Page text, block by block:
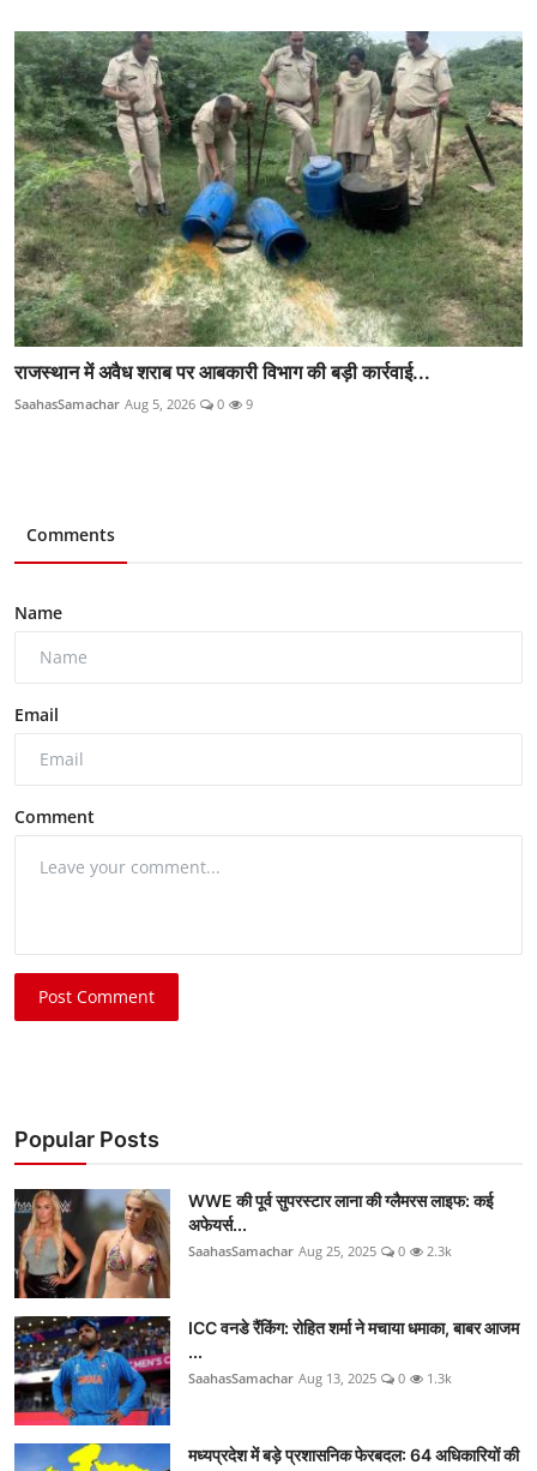
राजस्थान में अवैध शराब पर आबकारी विभाग की बड़ी कार्रवाई...
SaahasSamachar Aug 5, 2026 0 9
Comments
Name
Email
Comment
Post Comment
Popular Posts
WWE की पूर्व सुपरस्टार लाना की ग्लैमरस लाइफ: कई
अफेयर्स...
SaahasSamachar Aug 25, 2025 0 2.3k
ICC वनडे रैंकिंग: रोहित शर्मा ने मचाया धमाका, बाबर आजम
...
SaahasSamachar Aug 13, 2025 0 1.3k
मध्यप्रदेश में बड़े प्रशासनिक फेरबदल: 64 अधिकारियों की